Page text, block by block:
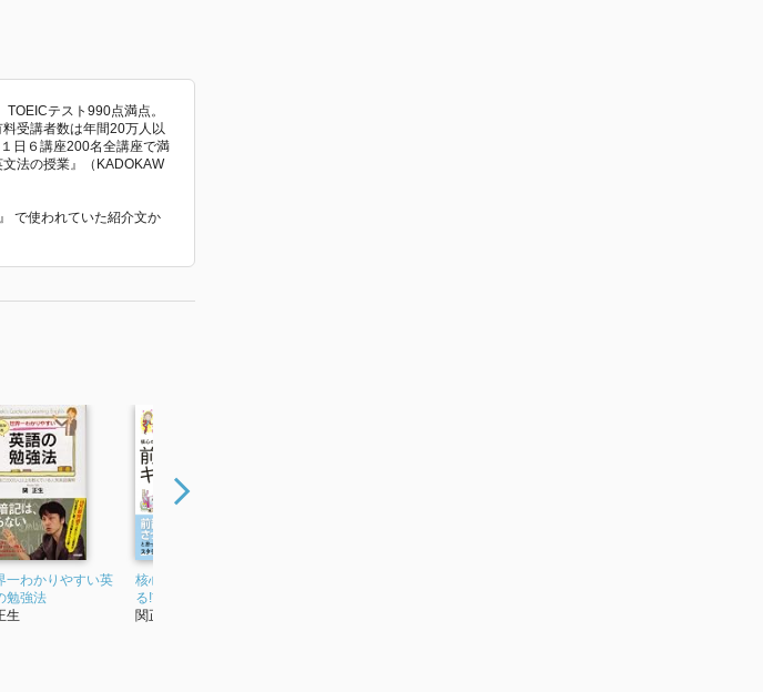
テスト990点満点。
受講者数は年間20万人以
日６講座200名全講座で満
法の授業』（KADOKAW
で使われていた紹介文か
一わかりやすい英
勉強法
生
核心のイメージがわか
る!前置詞キャラ図鑑
関正生